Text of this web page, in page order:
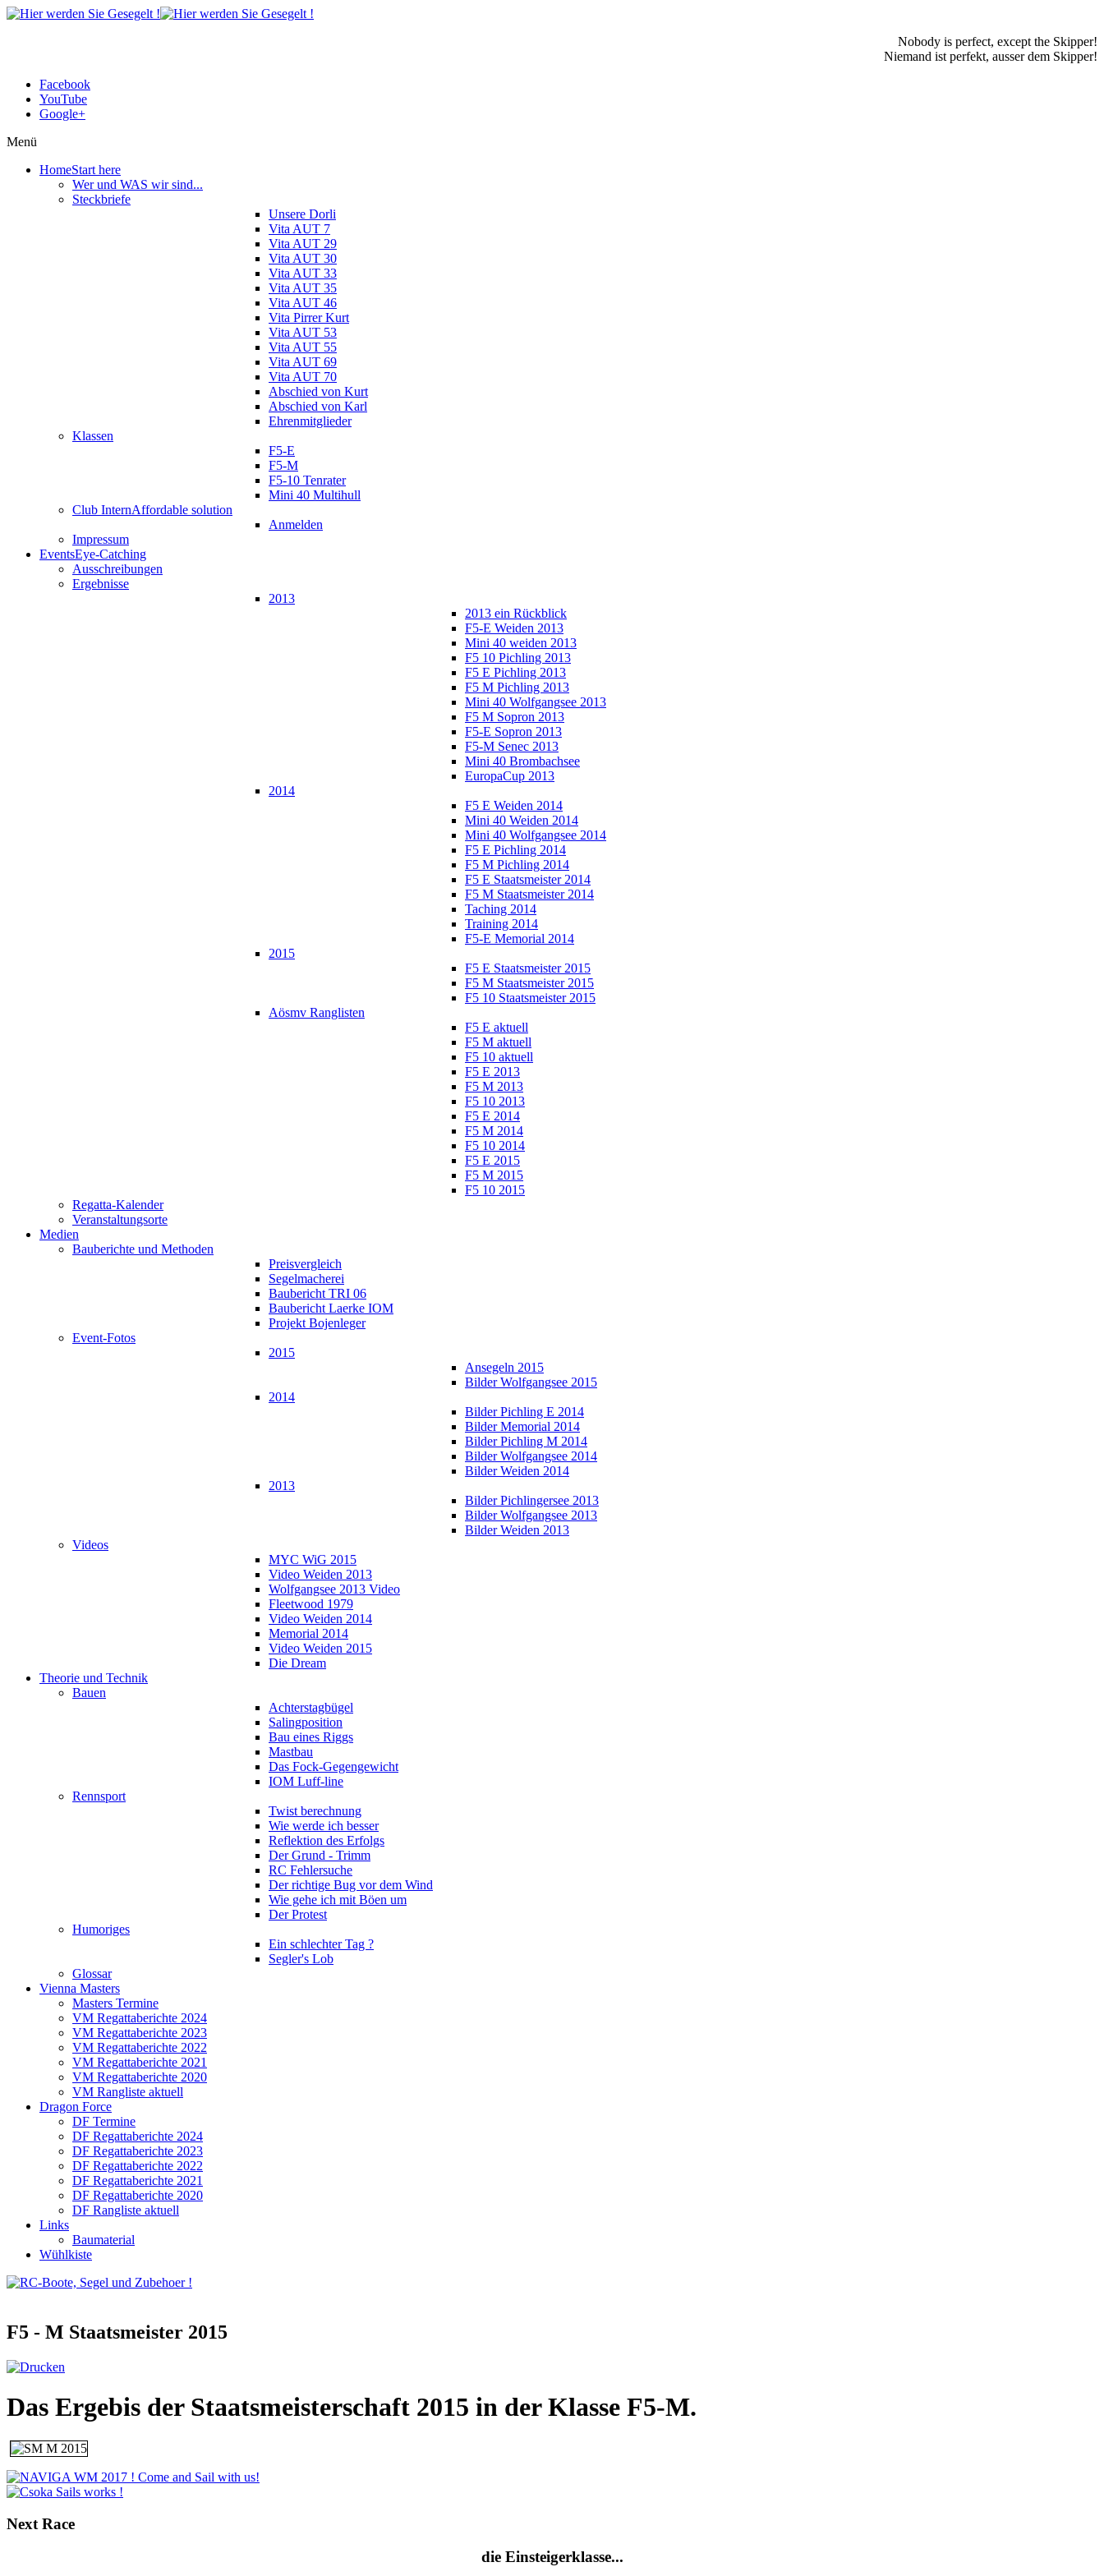
Nobody is perfect, except the Skipper!
Niemand ist perfekt, ausser dem Skipper!
Facebook
YouTube
Google+
Menü
HomeStart here
Wer und WAS wir sind...
Steckbriefe
Unsere Dorli
Vita AUT 7
Vita AUT 29
Vita AUT 30
Vita AUT 33
Vita AUT 35
Vita AUT 46
Vita Pirrer Kurt
Vita AUT 53
Vita AUT 55
Vita AUT 69
Vita AUT 70
Abschied von Kurt
Abschied von Karl
Ehrenmitglieder
Klassen
F5-E
F5-M
F5-10 Tenrater
Mini 40 Multihull
Club InternAffordable solution
Anmelden
Impressum
EventsEye-Catching
Ausschreibungen
Ergebnisse
2013
2013 ein Rückblick
F5-E Weiden 2013
Mini 40 weiden 2013
F5 10 Pichling 2013
F5 E Pichling 2013
F5 M Pichling 2013
Mini 40 Wolfgangsee 2013
F5 M Sopron 2013
F5-E Sopron 2013
F5-M Senec 2013
Mini 40 Brombachsee
EuropaCup 2013
2014
F5 E Weiden 2014
Mini 40 Weiden 2014
Mini 40 Wolfgangsee 2014
F5 E Pichling 2014
F5 M Pichling 2014
F5 E Staatsmeister 2014
F5 M Staatsmeister 2014
Taching 2014
Training 2014
F5-E Memorial 2014
2015
F5 E Staatsmeister 2015
F5 M Staatsmeister 2015
F5 10 Staatsmeister 2015
Aösmv Ranglisten
F5 E aktuell
F5 M aktuell
F5 10 aktuell
F5 E 2013
F5 M 2013
F5 10 2013
F5 E 2014
F5 M 2014
F5 10 2014
F5 E 2015
F5 M 2015
F5 10 2015
Regatta-Kalender
Veranstaltungsorte
Medien
Bauberichte und Methoden
Preisvergleich
Segelmacherei
Baubericht TRI 06
Baubericht Laerke IOM
Projekt Bojenleger
Event-Fotos
2015
Ansegeln 2015
Bilder Wolfgangsee 2015
2014
Bilder Pichling E 2014
Bilder Memorial 2014
Bilder Pichling M 2014
Bilder Wolfgangsee 2014
Bilder Weiden 2014
2013
Bilder Pichlingersee 2013
Bilder Wolfgangsee 2013
Bilder Weiden 2013
Videos
MYC WiG 2015
Video Weiden 2013
Wolfgangsee 2013 Video
Fleetwood 1979
Video Weiden 2014
Memorial 2014
Video Weiden 2015
Die Dream
Theorie und Technik
Bauen
Achterstagbügel
Salingposition
Bau eines Riggs
Mastbau
Das Fock-Gegengewicht
IOM Luff-line
Rennsport
Twist berechnung
Wie werde ich besser
Reflektion des Erfolgs
Der Grund - Trimm
RC Fehlersuche
Der richtige Bug vor dem Wind
Wie gehe ich mit Böen um
Der Protest
Humoriges
Ein schlechter Tag ?
Segler's Lob
Glossar
Vienna Masters
Masters Termine
VM Regattaberichte 2024
VM Regattaberichte 2023
VM Regattaberichte 2022
VM Regattaberichte 2021
VM Regattaberichte 2020
VM Rangliste aktuell
Dragon Force
DF Termine
DF Regattaberichte 2024
DF Regattaberichte 2023
DF Regattaberichte 2022
DF Regattaberichte 2021
DF Regattaberichte 2020
DF Rangliste aktuell
Links
Baumaterial
Wühlkiste
F5 - M Staatsmeister 2015
Das Ergebis der Staatsmeisterschaft 2015 in der Klasse F5-M.
Next Race
die Einsteigerklasse...